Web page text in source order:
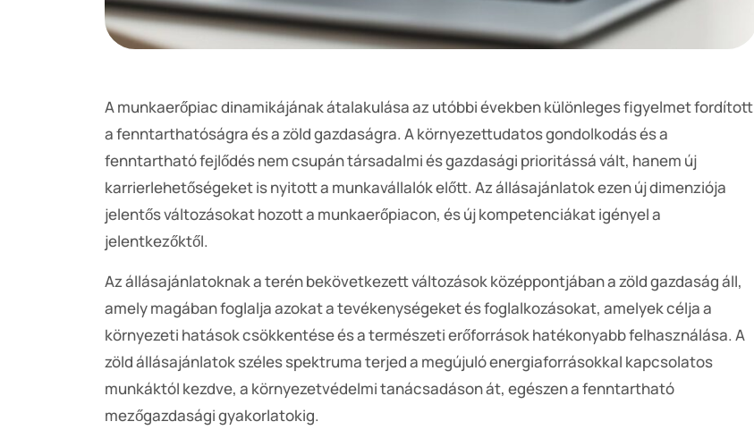
A munkaerőpiac dinamikájának átalakulása az utóbbi években különleges figyelmet fordított
a fenntarthatóságra és a zöld gazdaságra. A környezettudatos gondolkodás és a
fenntartható fejlődés nem csupán társadalmi és gazdasági prioritássá vált, hanem új
karrierlehetőségeket is nyitott a munkavállalók előtt. Az állásajánlatok ezen új dimenziója
jelentős változásokat hozott a munkaerőpiacon, és új kompetenciákat igényel a
jelentkezőktől.
Az állásajánlatoknak a terén bekövetkezett változások középpontjában a zöld gazdaság áll,
amely magában foglalja azokat a tevékenységeket és foglalkozásokat, amelyek célja a
környezeti hatások csökkentése és a természeti erőforrások hatékonyabb felhasználása. A
zöld állásajánlatok széles spektruma terjed a megújuló energiaforrásokkal kapcsolatos
munkáktól kezdve, a környezetvédelmi tanácsadáson át, egészen a fenntartható
mezőgazdasági gyakorlatokig.